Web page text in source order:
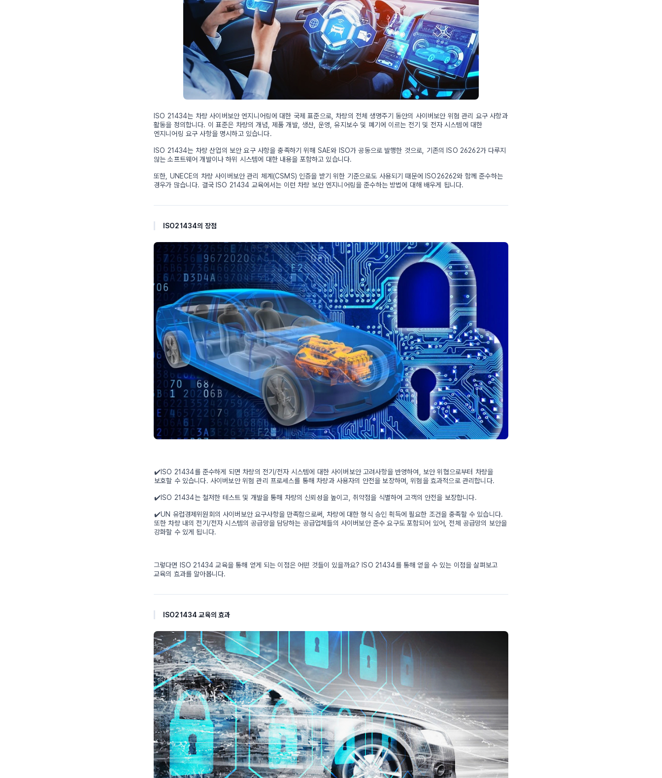
ISO 21434는 차량 사이버보안 엔지니어링에 대한 국제 표준으로, 차량의 전체 생명주기 동안의 사이버보안 위험 관리 요구 사항과
활동을 정의합니다. 이 표준은 차량의 개념, 제품 개발, 생산, 운영, 유지보수 및 폐기에 이르는 전기 및 전자 시스템에 대한
엔지니어링 요구 사항을 명시하고 있습니다.
ISO 21434는 차량 산업의 보안 요구 사항을 충족하기 위해 SAE와 ISO가 공동으로 발행한 것으로, 기존의 ISO 26262가 다루지
않는 소프트웨어 개발이나 하위 시스템에 대한 내용을 포함하고 있습니다.
또한, UNECE의 차량 사이버보안 관리 체계(CSMS) 인증을 받기 위한 기준으로도 사용되기 때문에 ISO26262와 함께 준수하는
경우가 많습니다. 결국 ISO 21434 교육에서는 이런 차량 보안 엔지니어링을 준수하는 방법에 대해 배우게 됩니다.
ISO21434의 장점
✔️ISO 21434를 준수하게 되면 차량의 전기/전자 시스템에 대한 사이버보안 고려사항을 반영하여, 보안 위협으로부터 차량을
보호할 수 있습니다. 사이버보안 위험 관리 프로세스를 통해 차량과 사용자의 안전을 보장하며, 위험을 효과적으로 관리합니다.
✔️ISO 21434는 철저한 테스트 및 개발을 통해 차량의 신뢰성을 높이고, 취약점을 식별하여 고객의 안전을 보장합니다.
✔️UN 유럽경제위원회의 사이버보안 요구사항을 만족함으로써, 차량에 대한 형식 승인 획득에 필요한 조건을 충족할 수 있습니다.
또한 차량 내의 전기/전자 시스템의 공급망을 담당하는 공급업체들의 사이버보안 준수 요구도 포함되어 있어, 전체 공급망의 보안을
강화할 수 있게 됩니다.
그렇다면 ISO 21434 교육을 통해 얻게 되는 이점은 어떤 것들이 있을까요? ISO 21434를 통해 얻을 수 있는 이점을 살펴보고
교육의 효과를 알아봅니다.
ISO21434 교육의 효과